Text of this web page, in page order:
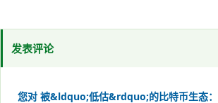
发表评论
您对 被&ldquo;低估&rdquo;的比特币生态